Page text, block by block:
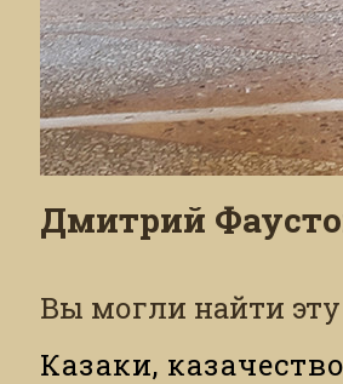
Дмитрий
Вы могли найти
Казаки,